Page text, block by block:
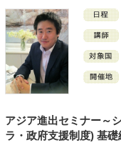
アジア進出セミナー～
ラ・政府支援制度) 基礎